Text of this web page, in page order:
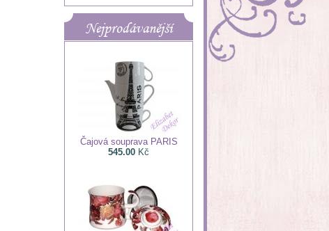
Nejprodávanější
Čajová souprava PARIS
545.00 Kč